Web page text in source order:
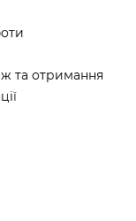
та отримання